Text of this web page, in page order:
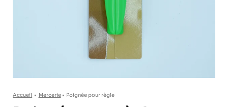
Accueil • Mercerie• Poignée pour règle